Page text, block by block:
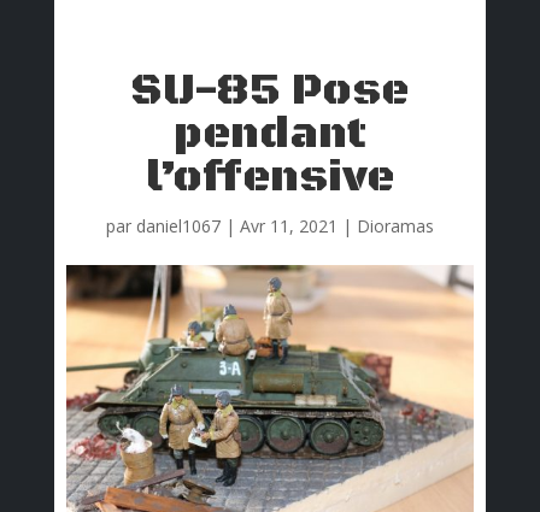
SU-85 Pose
pendant
l’offensive
par daniel1067| Avr 11, 2021 | Dioramas